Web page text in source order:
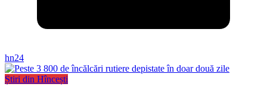
hn24
Știri din Hîncești